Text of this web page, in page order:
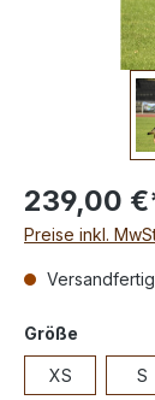
239,00
Preise inkl.
Größe
XS S